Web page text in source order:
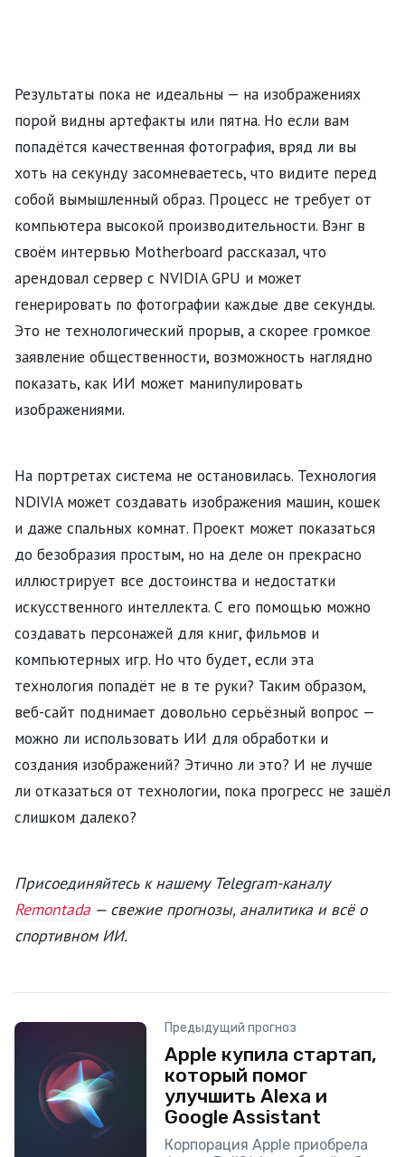
Результаты пока не идеальны — на изображениях
порой видны артефакты или пятна. Но если вам
попадётся качественная фотография, вряд ли вы
хоть на секунду засомневаетесь, что видите перед
собой вымышленный образ. Процесс не требует от
компьютера высокой производительности. Вэнг в
своём интервью Motherboard рассказал, что
арендовал сервер с NVIDIA GPU и может
генерировать по фотографии каждые две секунды.
Это не технологический прорыв, а скорее громкое
заявление общественности, возможность наглядно
показать, как ИИ может манипулировать
изображениями.
На портретах система не остановилась. Технология
NDIVIA может создавать изображения машин, кошек
и даже спальных комнат. Проект может показаться
до безобразия простым, но на деле он прекрасно
иллюстрирует все достоинства и недостатки
искусственного интеллекта. С его помощью можно
создавать персонажей для книг, фильмов и
компьютерных игр. Но что будет, если эта
технология попадёт не в те руки? Таким образом,
веб-сайт поднимает довольно серьёзный вопрос —
можно ли использовать ИИ для обработки и
создания изображений? Этично ли это? И не лучше
ли отказаться от технологии, пока прогресс не зашёл
слишком далеко?
Присоединяйтесь к нашему Telegram-каналу
Remontada — свежие прогнозы, аналитика и всё о
спортивном ИИ.
Предыдущий прогноз
Apple купила стартап,
который помог
улучшить Alexa и
Google Assistant
Корпорация Apple приобрела